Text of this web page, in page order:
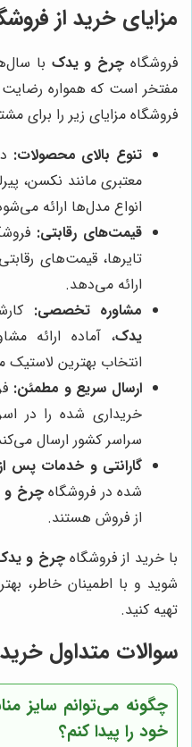
مزایای خرید از
فروشگاه چرخ و یدک با
مفتخر است که همواره
فروشگاه مزایای زیر را برای
تنوع بالای محصولات:
معتبری مانند نکسن،
انواع مدل‌ها ارائه
قیمت‌های رقابتی:
تایرها، قیمت‌های
ارائه می‌دهد.
مشاوره تخصصی:
یدک، آماده ارائه
انتخاب بهترین لاستیک
ارسال سریع و مطمئن:
خریداری شده را در
سراسر کشور ارسال
گارانتی و خدمات پس
شده در فروشگاهچرخ
از فروش هستند.
با خرید از فروشگاهچرخ و
شوید و با اطمینان خاطر،
تهیه کنید.
سوالات متداول
چگونه می‌توانم سایز
خود را پیدا کنم؟